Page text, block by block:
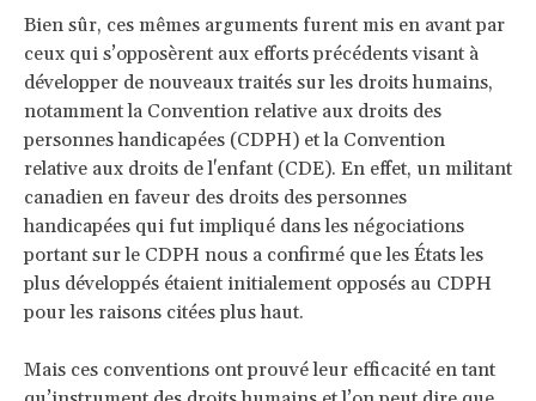
Bien sûr, ces mêmes arguments furent mis en avant par
ceux qui s’opposèrent aux efforts précédents visant à
développer de nouveaux traités sur les droits humains,
notamment la Convention relative aux droits des
personnes handicapées (CDPH) et la Convention
relative aux droits de l'enfant (CDE). En effet, un militant
canadien en faveur des droits des personnes
handicapées qui fut impliqué dans les négociations
portant sur le CDPH nous a confirmé que les États les
plus développés étaient initialement opposés au CDPH
pour les raisons citées plus haut.
Mais ces conventions ont prouvé leur efficacité en tant